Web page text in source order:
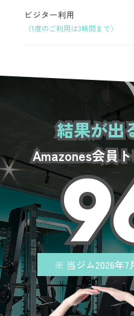
ビジター利用
（1度のご利用は3時間まで）
結果が出
Amazones会員
※ 当ジム2026年7